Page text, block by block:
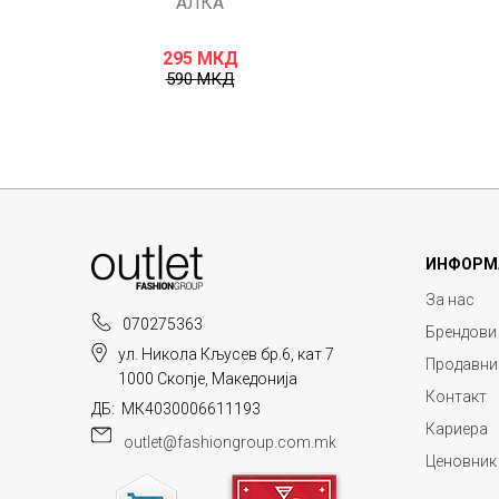
295 МКД
590МКД
070275363
ул. Никола Кљусев бр.6, кат 7
1000 Скопје, Македонија
ДБ: МК4030006611193
outlet@fashiongroup.com.mk
За нас
Брендови
Контакт
Кариера
Ценовник